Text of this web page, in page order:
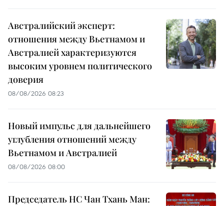
Австралийский эксперт:
отношения между Вьетнамом и
Австралией характеризуются
высоким уровнем политического
доверия
08/08/2026 08:23
Новый импульс для дальнейшего
углубления отношений между
Вьетнамом и Австралией
08/08/2026 08:00
Председатель НС Чан Тхань Ман: